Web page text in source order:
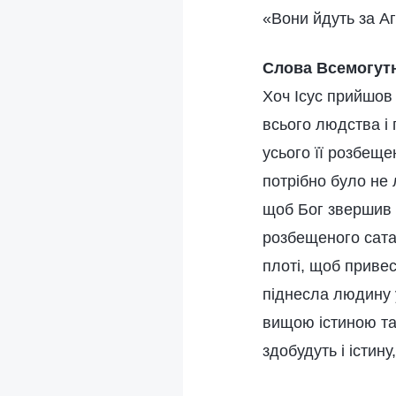
«Вони йдуть за
Слова
Хоч Ісус
всього людства
усього її
потрібно було не
щоб Бог звершив
розбещеного
плоті, щоб
піднесла людину
вищою істиною
здобудуть і